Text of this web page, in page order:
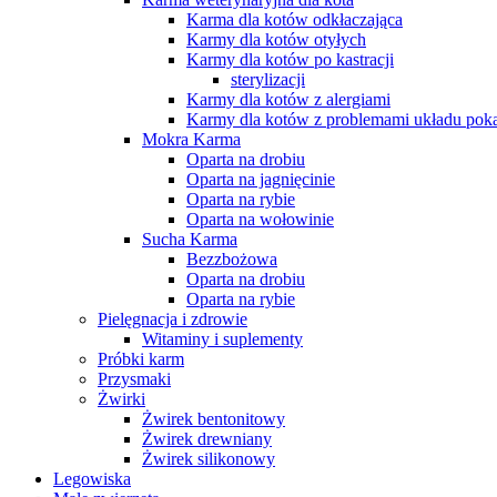
Karma dla kotów odkłaczająca
Karmy dla kotów otyłych
Karmy dla kotów po kastracji
sterylizacji
Karmy dla kotów z alergiami
Karmy dla kotów z problemami układu
Mokra Karma
Oparta na drobiu
Oparta na jagnięcinie
Oparta na rybie
Oparta na wołowinie
Sucha Karma
Bezzbożowa
Oparta na drobiu
Oparta na rybie
Pielęgnacja i zdrowie
Witaminy i suplementy
Próbki karm
Przysmaki
Żwirki
Żwirek bentonitowy
Żwirek drewniany
Żwirek silikonowy
Legowiska